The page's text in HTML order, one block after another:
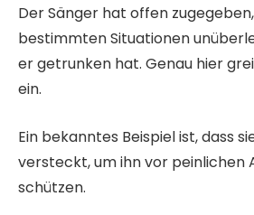
Der Sänger hat offen
bestimmten Situationen
er getrunken hat. Genau hier
ein.
Ein bekanntes Beispiel ist, dass
versteckt, um ihn vor peinlichen
schützen.